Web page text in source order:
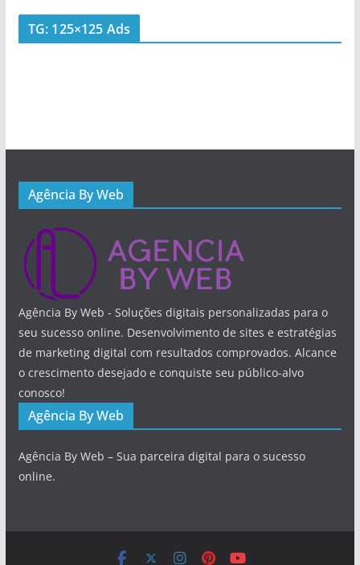
TG: 125×125 Ads
Agência By Web
Agência By Web - Soluções digitais personalizadas para o
seu sucesso online. Desenvolvimento de sites e estratégias
de marketing digital com resultados comprovados. Alcance
o crescimento desejado e conquiste seu público-alvo
conosco!
Agência By Web
Agência By Web – Sua parceira digital para o sucesso
online.